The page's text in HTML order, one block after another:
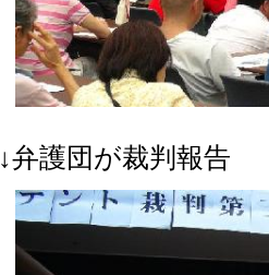
↓弁護団が裁判報告